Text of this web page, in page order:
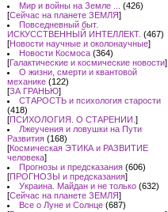
Мир и войны на Земле ...
(426)
[Сейчас на планете ЗЕМЛЯ]
Повседневный быт.
ИСКУССТВЕННЫЙ ИНТЕЛЛЕКТ. (467)
[Новости научные и околонаучные]
Новости Космоса (364)
[Галактические и космические новости]
О жизни, смерти и квантовой
механике (122)
[ЗА ГРАНЬЮ]
СТАРОСТЬ и психология старости
(418)
[ПСИХОЛОГИЯ. О СТАРЕНИИ. ]
Лжеучения и ловушки на Пути
Развития (168)
[Космическая ЭТИКА и РАЗВИТИЕ
человека]
Прогнозы и предсказания (606)
[ПРОГНОЗЫ и предсказания]
Украина. Майдан и не только (632)
[Сейчас на планете ЗЕМЛЯ]
Все о Луне и Солнце (687)